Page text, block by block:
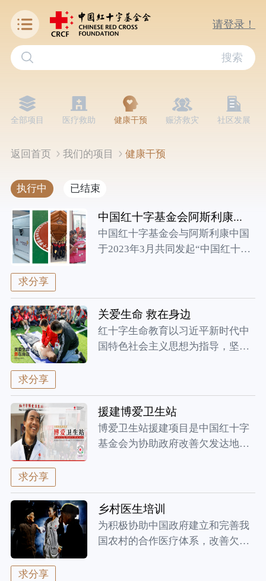
请登录！
搜索
全部项目 医疗救助 健康干预 赈济救灾 社区发展
返回首页 我们的项目 健康干预
执行中 已结束
中国红十字基金会阿斯利康...
中国红十字基金会与阿斯利康中国
于2023年3月共同发起“中国红十
求分享
关爱生命 救在身边
红十字生命教育以习近平新时代中
国特色社会主义思想为指导，坚持
求分享
援建博爱卫生站
博爱卫生站援建项目是中国红十字
基金会为协助政府改善欠发达地区
求分享
乡村医生培训
为积极协助中国政府建立和完善我
国农村的合作医疗体系，改善欠发
求分享